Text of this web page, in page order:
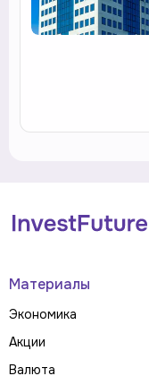
Материалы
Экономика
Акции
Валюта